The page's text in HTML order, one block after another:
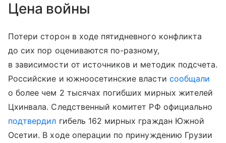
Цена войны
Потери сторон в ходе пятидневного конфликта
до сих пор оцениваются по-разному,
в зависимости от источников и методик подсчета.
Российские и южноосетинские власти сообщали
о более чем 2 тысячах погибших мирных жителей
Цхинвала. Следственный комитет РФ официально
подтвердил гибель 162 мирных граждан Южной
Осетии. В ходе операции по принуждению Грузии